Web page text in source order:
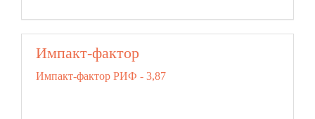
Импакт-фактор
Импакт-фактор РИФ - 3,87